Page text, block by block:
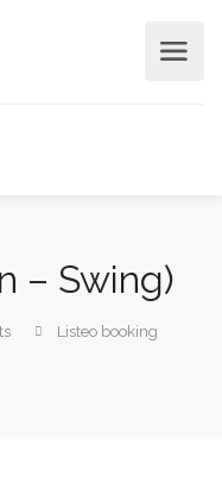
– Swing)
Listeo booking